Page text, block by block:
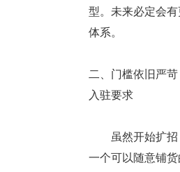
型。 未来必定会
体系。
二、门槛依旧严
入驻要求
虽然开始扩招
一个可以随意铺